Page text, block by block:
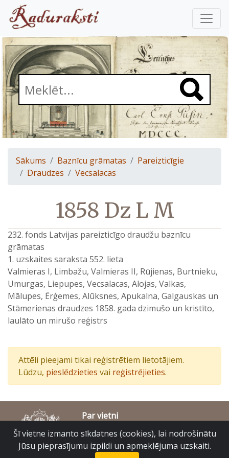
Sākums Baznīcu grāmatas
Pareizticīgie
Draudzes
Vecsalacas
1858 Dz L M
232. fonds Latvijas pareizticīgo draudžu baznīcu
grāmatas
1. uzskaites saraksta 552. lieta
Valmieras I, Limbažu, Valmieras II, Rūjienas, Burtnieku,
Umurgas, Liepupes, Vecsalacas, Alojas, Valkas,
Mālupes, Ērģemes, Alūksnes, Apukalna, Galgauskas un
Stāmerienas draudzes 1858. gada dzimušo un kristīto,
laulāto un mirušo reģistrs
Attēli pieejami tikai reģistrētiem lietotājiem.
Lūdzu, pieslēdzieties vai reģistrējieties.
Par vietni
Piekļūstamības paziņojums
© Latvijas Valsts vēstures arhīvs 2007-2026
Slokas iela 16, Rīga, LV – 1048
Šī vietne izmanto sīkdatnes (cookies), lai nodrošinātu
Jūsu pieprasījumu izpildi un apmeklējuma uzskaiti.